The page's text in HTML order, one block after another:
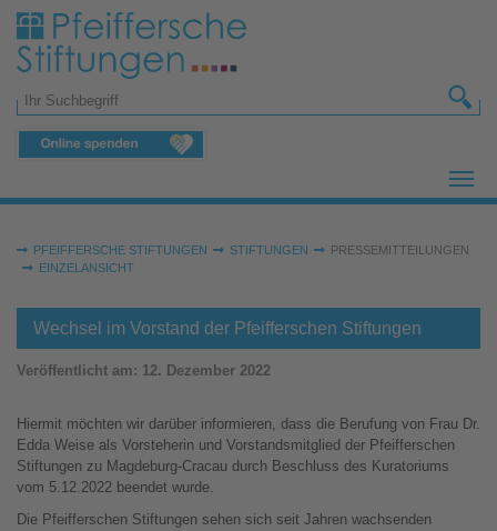
Zum Hauptinhalt springen
Suchformular
Sie sind hier:
PFEIFFERSCHE STIFTUNGEN STIFTUNGEN
PRESSEMITTEILUNGEN
EINZELANSICHT
Wechsel im Vorstand der Pfeifferschen Stiftungen
Veröffentlicht am: 12. Dezember 2022
Hiermit möchten wir darüber informieren, dass die Berufung von Frau Dr.
Edda Weise als Vorsteherin und Vorstandsmitglied der Pfeifferschen
Stiftungen zu Magdeburg-Cracau durch Beschluss des Kuratoriums
vom 5.12.2022 beendet wurde.
Die Pfeifferschen Stiftungen sehen sich seit Jahren wachsenden